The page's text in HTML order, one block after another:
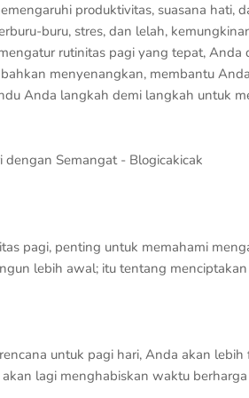
produktivitas, suasana hati,
buru, stres, dan lelah,
rutinitas pagi yang tepat,
menyenangkan, membantu
Anda langkah demi langkah untuk
pagi, penting untuk memahami
lebih awal; itu tentang
untuk pagi hari, Anda akan lebih
lagi menghabiskan waktu